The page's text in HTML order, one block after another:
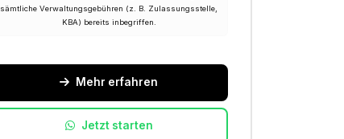
sämtliche Verwaltungsgebühren (z. B. Zulassungsstelle,
KBA) bereits inbegriffen.
Mehr erfahren
Jetzt starten